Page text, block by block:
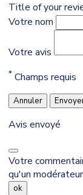
Title of your
Votre nom
Votre avis
* Champs requis
Annuler
Avis envoyé
Votre
qu'un
ok